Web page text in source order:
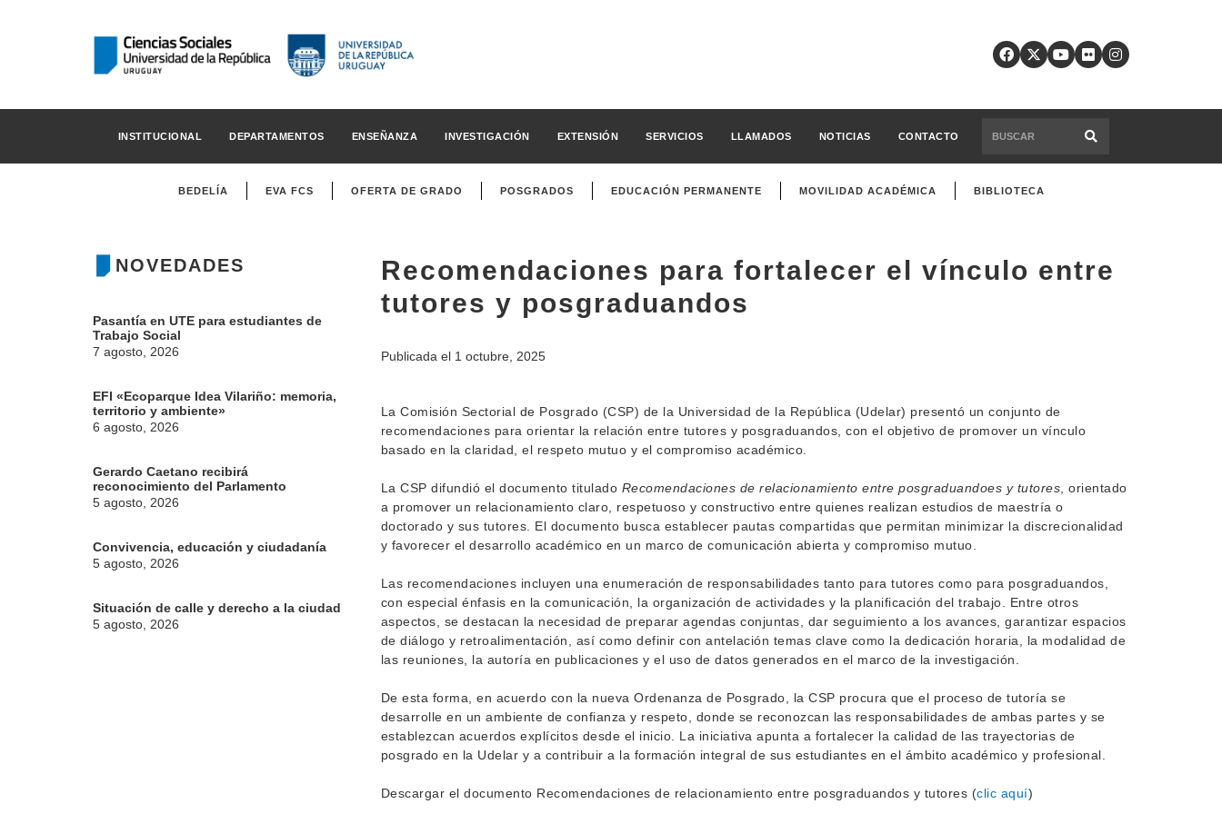
INSTITUCIONAL DEPARTAMENTOS ENSEÑANZA INVESTIGACIÓN EXTENSIÓN SERVICIOS LLAMADOS NOTICIAS CONTACTO
BEDELÍA EVA FCS OFERTA DE GRADO POSGRADOS EDUCACIÓN PERMANENTE MOVILIDAD ACADÉMICA BIBLIOTECA
NOVEDADES
Pasantía en UTE para estudiantes de
Trabajo Social
7 agosto, 2026
EFI «Ecoparque Idea Vilariño: memoria,
territorio y ambiente»
6 agosto, 2026
Gerardo Caetano recibirá
reconocimiento del Parlamento
5 agosto, 2026
Convivencia, educación y ciudadanía
5 agosto, 2026
Situación de calle y derecho a la ciudad
5 agosto, 2026
Recomendaciones para fortalecer el vínculo entre
tutores y posgraduandos
Publicada el 1 octubre, 2025
La Comisión Sectorial de Posgrado (CSP) de la Universidad de la República (Udelar) presentó un conjunto de
recomendaciones para orientar la relación entre tutores y posgraduandos, con el objetivo de promover un vínculo
basado en la claridad, el respeto mutuo y el compromiso académico.
La CSP difundió el documento titulado Recomendaciones de relacionamiento entre posgraduandoes y tutores , orientado
a promover un relacionamiento claro, respetuoso y constructivo entre quienes realizan estudios de maestría o
doctorado y sus tutores. El documento busca establecer pautas compartidas que permitan minimizar la discrecionalidad
y favorecer el desarrollo académico en un marco de comunicación abierta y compromiso mutuo.
Las recomendaciones incluyen una enumeración de responsabilidades tanto para tutores como para posgraduandos,
con especial énfasis en la comunicación, la organización de actividades y la planificación del trabajo. Entre otros
aspectos, se destacan la necesidad de preparar agendas conjuntas, dar seguimiento a los avances, garantizar espacios
de diálogo y retroalimentación, así como definir con antelación temas clave como la dedicación horaria, la modalidad de
las reuniones, la autoría en publicaciones y el uso de datos generados en el marco de la investigación.
De esta forma, en acuerdo con la nueva Ordenanza de Posgrado, la CSP procura que el proceso de tutoría se
desarrolle en un ambiente de confianza y respeto, donde se reconozcan las responsabilidades de ambas partes y se
establezcan acuerdos explícitos desde el inicio. La iniciativa apunta a fortalecer la calidad de las trayectorias de
posgrado en la Udelar y a contribuir a la formación integral de sus estudiantes en el ámbito académico y profesional.
Descargar el documento Recomendaciones de relacionamiento entre posgraduandos y tutores (clic aquí)